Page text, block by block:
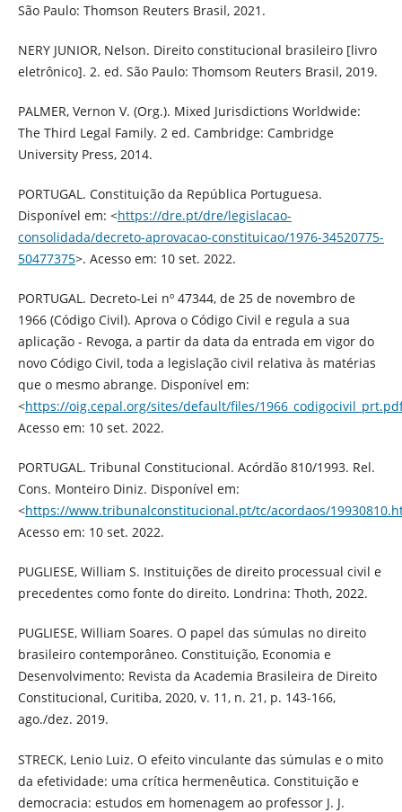
São Paulo: Thomson Reuters Brasil, 2021.
NERY JUNIOR, Nelson. Direito constitucional brasileiro [livro
eletrônico]. 2. ed. São Paulo: Thomsom Reuters Brasil, 2019.
PALMER, Vernon V. (Org.). Mixed Jurisdictions Worldwide:
The Third Legal Family. 2 ed. Cambridge: Cambridge
University Press, 2014.
PORTUGAL. Constituição da República Portuguesa.
Disponível em: <https://dre.pt/dre/legislacao-
consolidada/decreto-aprovacao-constituicao/1976-34520775-
50477375>. Acesso em: 10 set. 2022.
PORTUGAL. Decreto-Lei nº 47344, de 25 de novembro de
1966 (Código Civil). Aprova o Código Civil e regula a sua
aplicação - Revoga, a partir da data da entrada em vigor do
novo Código Civil, toda a legislação civil relativa às matérias
que o mesmo abrange. Disponível em:
<https://oig.cepal.org/sites/default/files/
Acesso em: 10 set. 2022.
PORTUGAL. Tribunal Constitucional. Acórdão 810/1993. Rel.
Cons. Monteiro Diniz. Disponível em:
<https://www.tribunalconstitucional.pt/tc/acordaos/
Acesso em: 10 set. 2022.
PUGLIESE, William S. Instituições de direito processual civil e
precedentes como fonte do direito. Londrina: Thoth, 2022.
PUGLIESE, William Soares. O papel das súmulas no direito
brasileiro contemporâneo. Constituição, Economia e
Desenvolvimento: Revista da Academia Brasileira de Direito
Constitucional, Curitiba, 2020, v. 11, n. 21, p. 143-166,
ago./dez. 2019.
STRECK, Lenio Luiz. O efeito vinculante das súmulas e o mito
da efetividade: uma crítica hermenêutica. Constituição e
democracia: estudos em homenagem ao professor J. J.